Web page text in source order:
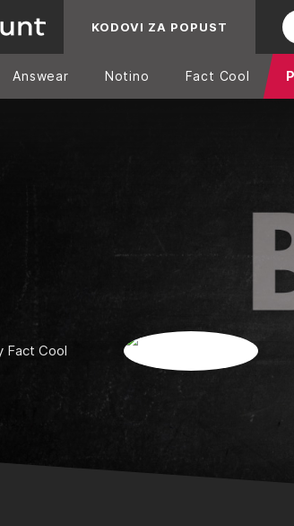
KODOVI ZA POPUST
Answear Notino Fact Cool